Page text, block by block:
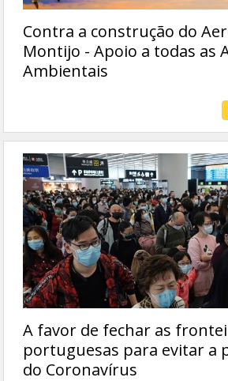
Contra a construção do
Montijo - Apoio a todas as
Ambientais
A favor de fechar as
portuguesas para evitar a
do Coronavírus